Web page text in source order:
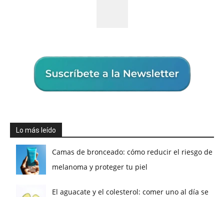
Lo más leído
Camas de bronceado: cómo reducir el riesgo de
melanoma y proteger tu piel
El aguacate y el colesterol: comer uno al día se